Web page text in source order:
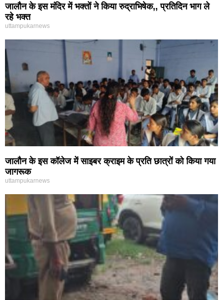
जालौन के इस मंदिर में भक्तों ने किया रुद्राभिषेक,, प्रतिदिन भाग ले
रहे भक्त
uttampukarnews
जालौन के इस कॉलेज में साइबर क्राइम के प्रति छात्रों को किया गया
जागरूक
uttampukarnews